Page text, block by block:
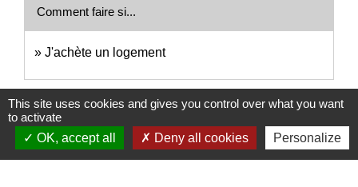
Comment faire si...
J'achète un logement
Signaler une erreur sur cette page
This site uses cookies and gives you control over what you want
to activate
OK, accept all
Deny all cookies Personalize